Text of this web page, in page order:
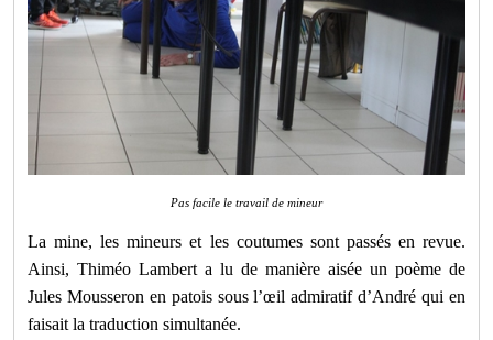
Pas facile le travail de mineur
La mine, les mineurs et les coutumes sont passés en revue.
Ainsi, Thiméo Lambert a lu de manière aisée un poème de
Jules Mousseron en patois sous l’œil admiratif d’André qui en
faisait la traduction simultanée.